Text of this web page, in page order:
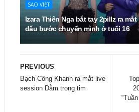
SAO VIỆT
Izara Thiên Nga bắt tay 2pillz ra mắt
dấu bước chuyển mình ở tuổi 16
PREVIOUS
Bạch Công Khanh ra mắt live
session Dằm trong tim